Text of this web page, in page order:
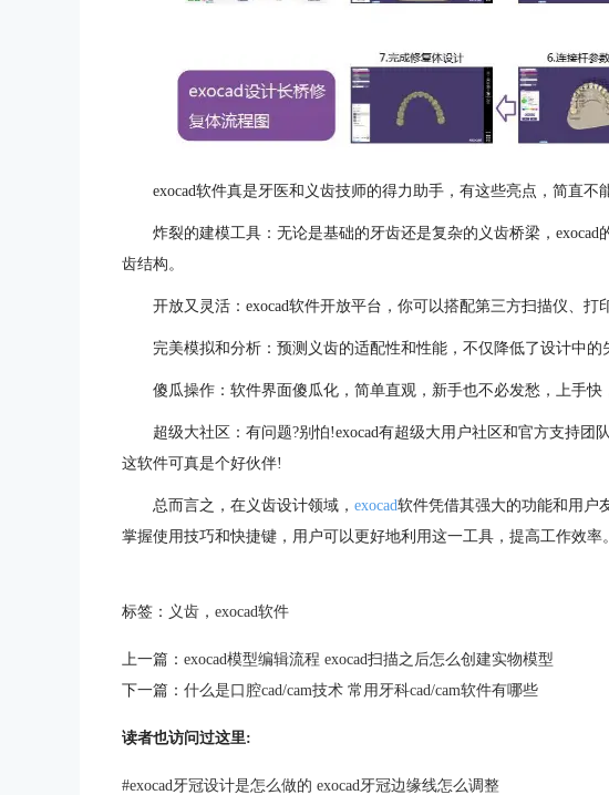
exocad软件真是牙医和义齿技师的得力助手，有这些亮点，简直不
炸裂的建模工具：无论是基础的牙齿还是复杂的义齿桥梁，exocad
齿结构。
开放又灵活：exocad软件开放平台，你可以搭配第三方扫描仪、打
完美模拟和分析：预测义齿的适配性和性能，不仅降低了设计中的
傻瓜操作：软件界面傻瓜化，简单直观，新手也不必发愁，上手快
超级大社区：有问题?别怕!exocad有超级大用户社区和官方支持团
这软件可真是个好伙伴!
总而言之，在义齿设计领域， exocad软件凭借其强大的功能和用户
掌握使用技巧和快捷键，用户可以更好地利用这一工具，提高工作效率。
标签： 义齿 ， exocad软件
上一篇： exocad模型编辑流程 exocad扫描之后怎么创建实物模型
下一篇： 什么是口腔cad/cam技术 常用牙科cad/cam软件有哪些
读者也访问过这里:
#exocad牙冠设计是怎么做的 exocad牙冠边缘线怎么调整